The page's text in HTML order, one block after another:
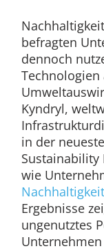
befragten
dennoch
Kyndryl,
in der
Sustainability
wie
Ergebnisse
ungenutztes